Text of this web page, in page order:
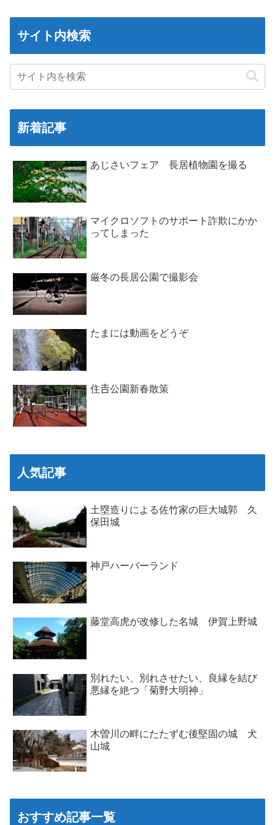
サイト内検索
新着記事
あじさいフェア 長居植物園を撮る
マイクロソフトのサポート詐欺にかか
ってしまった
厳冬の長居公園で撮影会
たまには動画をどうぞ
住𠮷公園新春散策
人気記事
土塁造りによる佐竹家の巨大城郭 久
保田城
神戸ハーバーランド
藤堂高虎が改修した名城 伊賀上野城
別れたい、別れさせたい、良縁を結び
悪縁を絶つ「菊野大明神」
木曽川の畔にたたずむ後堅固の城 犬
山城
おすすめ記事一覧